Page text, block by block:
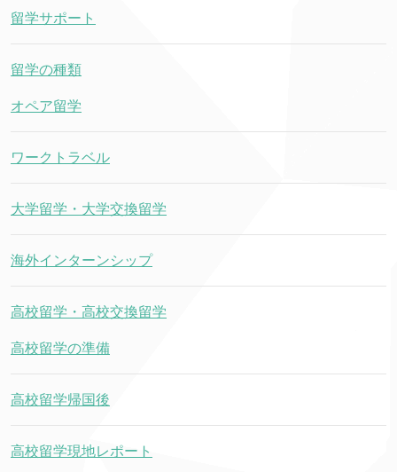
留学サポート
留学の種類
オペア留学
ワークトラベル
大学留学・大学交換留学
海外インターンシップ
高校留学・高校交換留学
高校留学の準備
高校留学帰国後
高校留学現地レポート